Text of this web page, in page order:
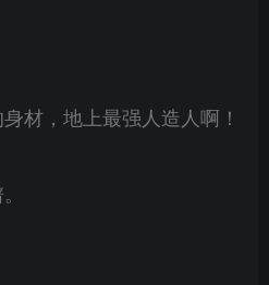
材，地上最强人造人啊！